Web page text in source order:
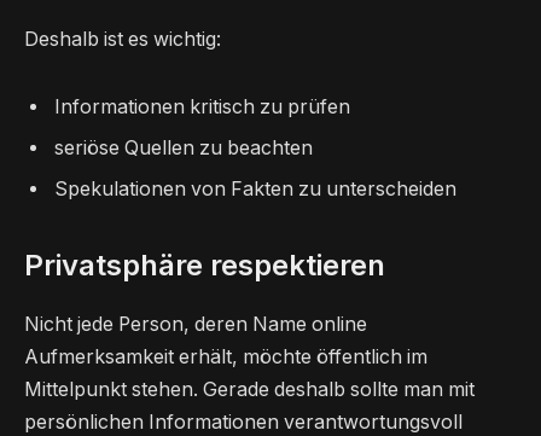
Deshalb ist es wichtig:
Informationen kritisch zu prüfen
seriöse Quellen zu beachten
Spekulationen von Fakten zu unterscheiden
Privatsphäre respektieren
Nicht jede Person, deren Name online
Aufmerksamkeit erhält, möchte öffentlich im
Mittelpunkt stehen. Gerade deshalb sollte man mit
persönlichen Informationen verantwortungsvoll